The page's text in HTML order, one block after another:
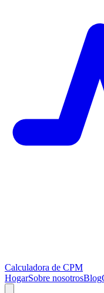
Calculadora de CPM
HogarSobre nosotrosBlog